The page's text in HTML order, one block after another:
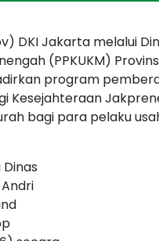
DKI Jakarta melalui
(PPKUKM)
program
Kesejahteraan
bagi para pelaku